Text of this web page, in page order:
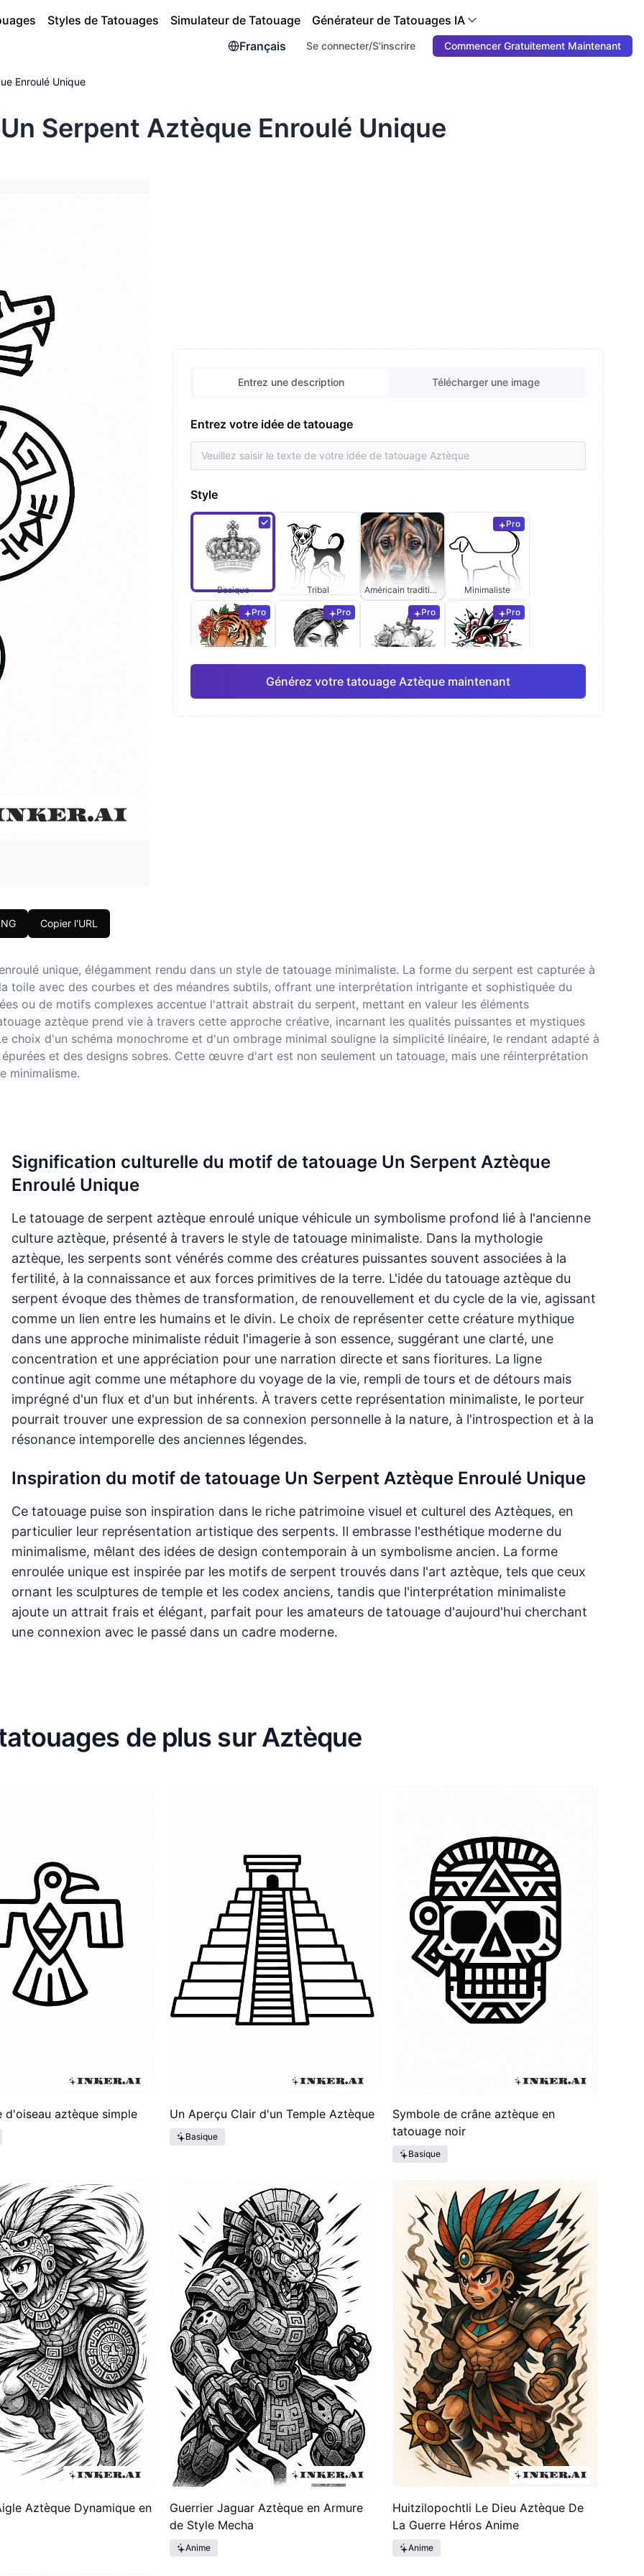
Français Se connecter/S'inscrire Commencer Gratuitement Maintenant
Styles de Tatouages Simulateur de Tatouage Générateur de Tatouages IA
Enroulé Unique
Serpent Aztèque Enroulé Unique
Entrez une description Télécharger une image
Entrez votre idée de tatouage
Style
Basique Tribal Américain traditionnel
Pro
Minimaliste
Pro
Japonais
Pro
Aquarelle
Pro
Ligne fine
Pro
Anime
Générez votre tatouage Aztèque maintenant
Copier l'URL
unique, élégamment rendu dans un style de tatouage minimaliste. La forme du serpent est capturée à
toile avec des courbes et des méandres subtils, offrant une interprétation intrigante et sophistiquée du
ou de motifs complexes accentue l'attrait abstrait du serpent, mettant en valeur les éléments
aztèque prend vie à travers cette approche créative, incarnant les qualités puissantes et mystiques
choix d'un schéma monochrome et d'un ombrage minimal souligne la simplicité linéaire, le rendant adapté à
et des designs sobres. Cette œuvre d'art est non seulement un tatouage, mais une réinterprétation
minimalisme.
Signification culturelle du motif de tatouage Un Serpent Aztèque
Enroulé Unique
Le tatouage de serpent aztèque enroulé unique véhicule un symbolisme profond lié à l'ancienne
culture aztèque, présenté à travers le style de tatouage minimaliste. Dans la mythologie
aztèque, les serpents sont vénérés comme des créatures puissantes souvent associées à la
fertilité, à la connaissance et aux forces primitives de la terre. L'idée du tatouage aztèque du
serpent évoque des thèmes de transformation, de renouvellement et du cycle de la vie, agissant
comme un lien entre les humains et le divin. Le choix de représenter cette créature mythique
dans une approche minimaliste réduit l'imagerie à son essence, suggérant une clarté, une
concentration et une appréciation pour une narration directe et sans fioritures. La ligne
continue agit comme une métaphore du voyage de la vie, rempli de tours et de détours mais
imprégné d'un flux et d'un but inhérents. À travers cette représentation minimaliste, le porteur
pourrait trouver une expression de sa connexion personnelle à la nature, à l'introspection et à la
résonance intemporelle des anciennes légendes.
Inspiration du motif de tatouage Un Serpent Aztèque Enroulé Unique
Ce tatouage puise son inspiration dans le riche patrimoine visuel et culturel des Aztèques, en
particulier leur représentation artistique des serpents. Il embrasse l'esthétique moderne du
minimalisme, mêlant des idées de design contemporain à un symbolisme ancien. La forme
enroulée unique est inspirée par les motifs de serpent trouvés dans l'art aztèque, tels que ceux
ornant les sculptures de temple et les codex anciens, tandis que l'interprétation minimaliste
ajoute un attrait frais et élégant, parfait pour les amateurs de tatouage d'aujourd'hui cherchant
une connexion avec le passé dans un cadre moderne.
de plus sur Aztèque
d'oiseau aztèque simple Un Aperçu Clair d'un Temple Aztèque
Basique
Symbole de crâne aztèque en
tatouage noir
Basique
Aztèque Dynamique en
Guerrier Jaguar Aztèque en Armure
de Style Mecha
Anime
Huitzilopochtli Le Dieu Aztèque De
La Guerre Héros Anime
Anime